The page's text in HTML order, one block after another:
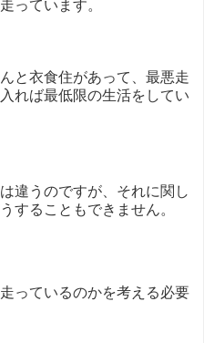
っています。
と衣食住があって、最悪走
れば最低限の生活をしてい
違うのですが、それに関し
することもできません。
っているのかを考える必要